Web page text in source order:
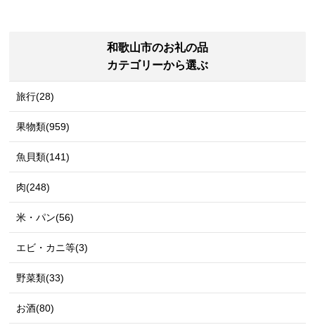
和歌山市のお礼の品
カテゴリーから選ぶ
旅行(28)
果物類(959)
魚貝類(141)
肉(248)
米・パン(56)
エビ・カニ等(3)
野菜類(33)
お酒(80)